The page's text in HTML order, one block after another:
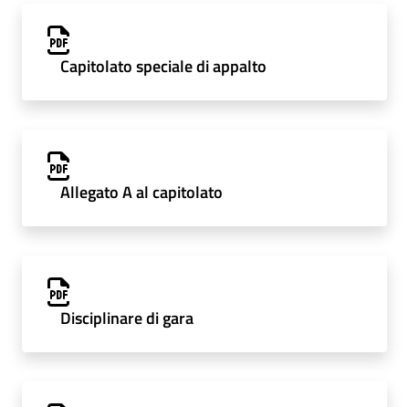
Capitolato speciale di appalto
Allegato A al capitolato
Disciplinare di gara